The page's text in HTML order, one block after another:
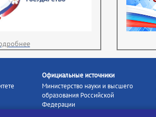
Официальные источники
Министерство науки и высшего
образования Российской
Федерации